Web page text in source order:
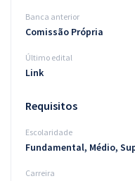
Banca anterior
Comissão Própria
Último edital
Link
Requisitos
Escolaridade
Fundamental, Médio,
Carreira